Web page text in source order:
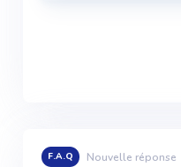
F.A.Q Nouvelle réponse